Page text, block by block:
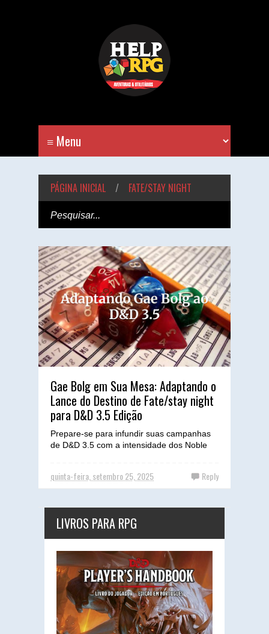
PÁGINA INICIAL / FATE/STAY NIGHT
Gae Bolg em Sua Mesa: Adaptando o
Lance do Destino de Fate/stay night
para D&D 3.5 Edição
Prepare-se para infundir suas campanhas
de D&D 3.5 com a intensidade dos Noble
quinta-feira, setembro 25, 2025 Reply
LIVROS PARA RPG